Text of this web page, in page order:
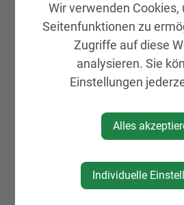
GEMEINDELEBEN
St. Peter in der Au APP
Leben & Wohnen
Wir verwenden
Seitenfunktionen zu
Zugriffe auf diese
analysieren. Sie
Einstellungen
Alles
Individuelle